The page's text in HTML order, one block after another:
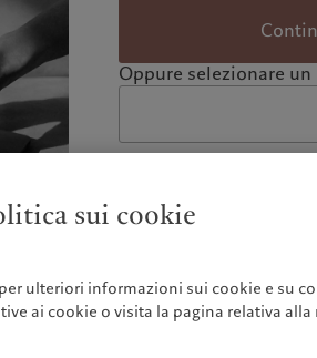
Oppure selezionare
sui cookie
ulteriori informazioni sui cookie e su
ai cookie o visita la pagina relativa alla